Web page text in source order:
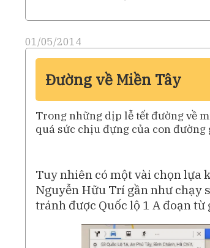
01/05/2014
Đường về Miền Tây
Trong những dịp lễ tết đường về
quá sức chịu đựng của con đường
Tuy nhiên có một vài chọn lựa
Nguyễn Hữu Trí gần như chạy
tránh được Quốc lộ 1 A đoạn từ